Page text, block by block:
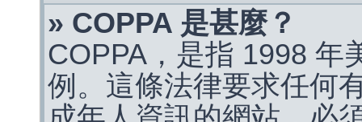
» COPPA 是甚麼？
COPPA，是指 1998 年
例。這條法律要求任何